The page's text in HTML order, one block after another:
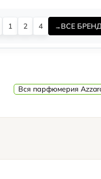
1 2 4 ВСЕ
Вся парфюмерия